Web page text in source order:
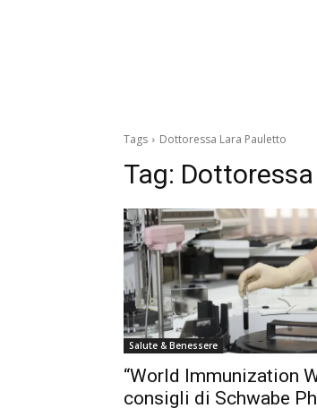
Tags Dottoressa Lara Pauletto
Tag:
Salute & Benessere
“World Immunization
consigli di Schwabe